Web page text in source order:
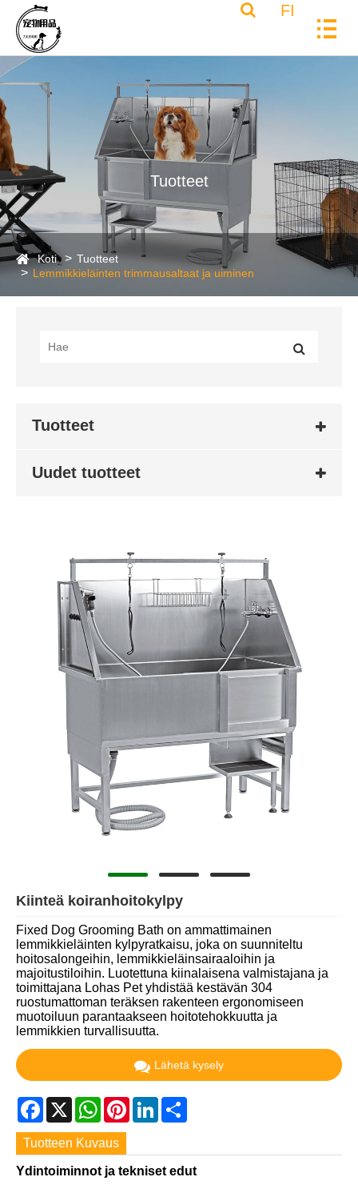
FI
Tuotteet
Koti
Tuotteet
Lemmikkieläinten trimmausaltaat ja uiminen
Tuotteet
Uudet tuotteet
Kiinteä koiranhoitokylpy
Fixed Dog Grooming Bath on ammattimainen
lemmikkieläinten kylpyratkaisu, joka on suunniteltu
hoitosalongeihin, lemmikkieläinsairaaloihin ja
majoitustiloihin. Luotettuna kiinalaisena valmistajana ja
toimittajana Lohas Pet yhdistää kestävän 304
ruostumattoman teräksen rakenteen ergonomiseen
muotoiluun parantaakseen hoitotehokkuutta ja
lemmikkien turvallisuutta.
Lähetä kysely
Facebook
X WhatsApp
PinterestLinkedIn
Tuotteen Kuvaus
Ydintoiminnot ja tekniset edut